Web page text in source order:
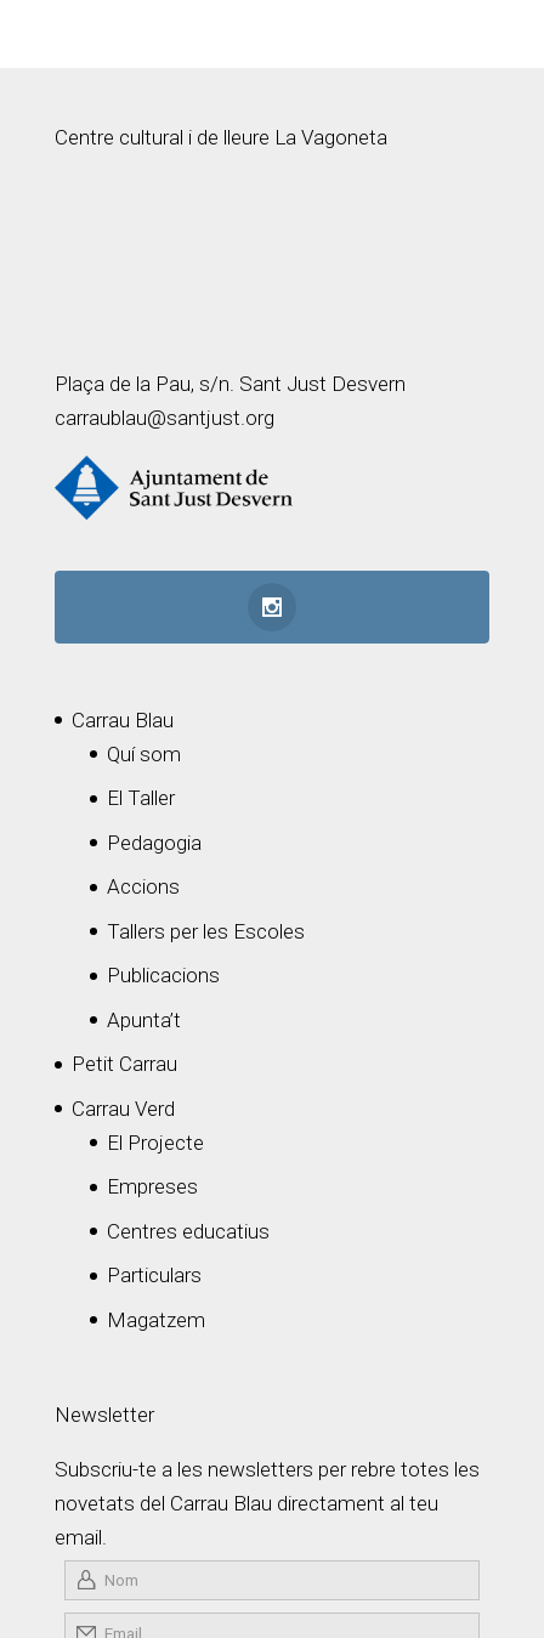
Centre cultural i de lleure La Vagoneta
Plaça de la Pau, s/n. Sant Just Desvern
carraublau@santjust.org
Carrau Blau
Quí som
El Taller
Pedagogia
Accions
Tallers per les Escoles
Publicacions
Apunta’t
Petit Carrau
Carrau Verd
El Projecte
Empreses
Centres educatius
Particulars
Magatzem
Newsletter
Subscriu-te a les newsletters per rebre totes les
novetats del Carrau Blau directament al teu
email.